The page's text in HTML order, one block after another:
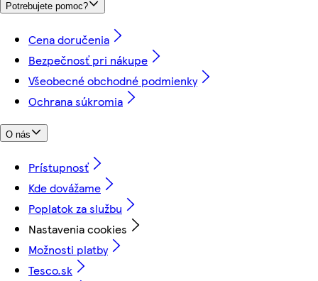
Potrebujete pomoc?
Cena doručenia
Bezpečnosť pri nákupe
Všeobecné obchodné podmienky
Ochrana súkromia
O nás
Prístupnosť
Kde dovážame
Poplatok za službu
Nastavenia cookies
Možnosti platby
Tesco.sk